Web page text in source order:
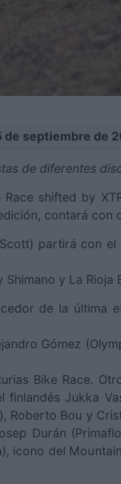
de septiembre de
de diferentes
Race shifted by
contará
partirá con
y La Rioja
de la última
Gómez
Bike Race.
Jukka
Bou y
Durán
icono del